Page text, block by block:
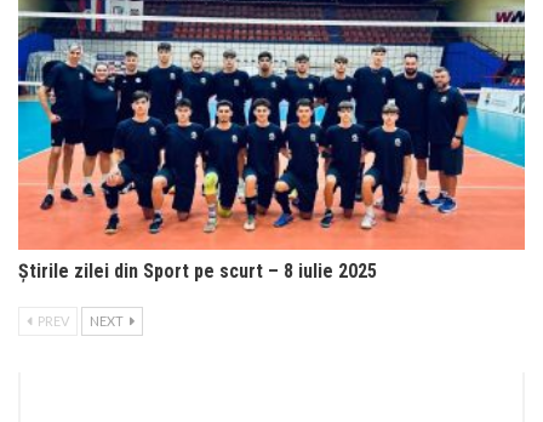
Știrile zilei din Sport pe scurt – 8 iulie 2025
PREV NEXT